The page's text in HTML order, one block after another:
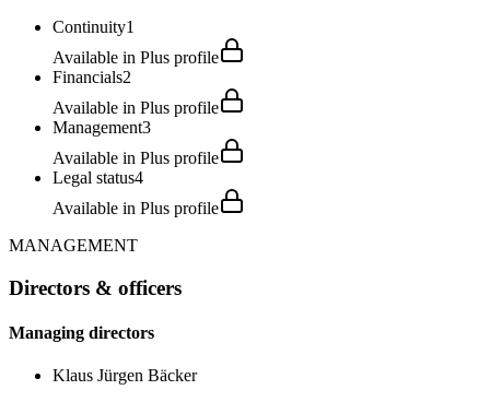
Continuity1
Available in Plus profile
Financials2
Available in Plus profile
Management3
Available in Plus profile
Legal status4
Available in Plus profile
MANAGEMENT
Directors & officers
Managing directors
Klaus Jürgen Bäcker